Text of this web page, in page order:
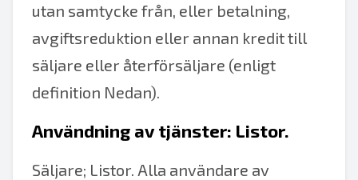
utan samtycke från, eller betalning,
avgiftsreduktion eller annan kredit till
säljare eller återförsäljare (enligt
definition Nedan).
Användning av tjänster: Listor.
Säljare; Listor. Alla användare av